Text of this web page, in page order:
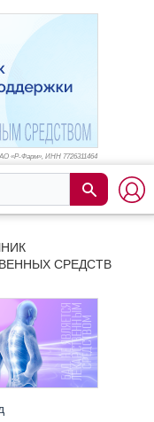
«Р-Фарм», ИНН 7726311464
СРЕДСТВ